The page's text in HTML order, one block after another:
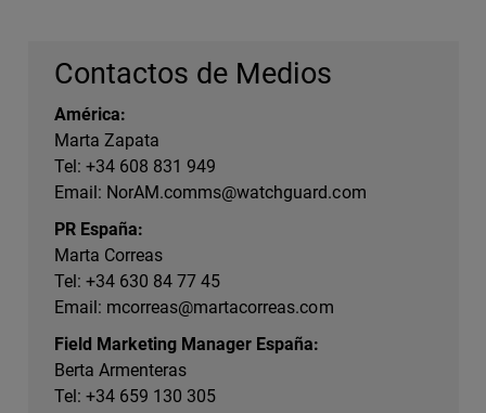
Contactos de Medios
América:
Marta Zapata
Tel: +34 608 831 949
Email: NorAM.comms@watchguard.com
PR España:
Marta Correas
Tel: +34 630 84 77 45
Email: mcorreas@martacorreas.com
Field Marketing Manager España:
Berta Armenteras
Tel: +34 659 130 305